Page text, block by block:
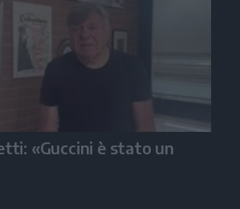
«Guccini è stato un